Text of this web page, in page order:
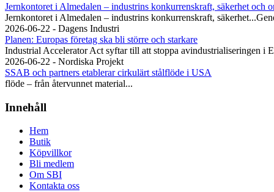
Jernkontoret i Almedalen – industrins konkurrenskraft, säkerhet och
Jernkontoret i Almedalen – industrins konkurrenskraft,
2026-06-22 - Dagens Industri
Planen: Europas företag ska bli större och starkare
Industrial Accelerator Act syftar till att stoppa avindustrialiseringen i
2026-06-22 - Nordiska Projekt
SSAB och partners etablerar cirkulärt stålflöde i USA
flöde – från återvunnet material...
Innehåll
Hem
Butik
Köpvillkor
Bli medlem
Om SBI
Kontakta oss